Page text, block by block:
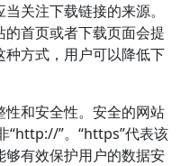
关注下载链接的来源。
首页或者下载页面会提
方式，用户可以降低下
和安全性。安全的网站
“http://”。“https”代表该
有效保护用户的数据安